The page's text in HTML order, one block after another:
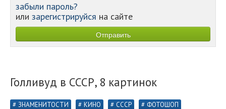
забыли пароль?
или зарегистрируйся на сайте
Голливуд в СССР, 8 картинок
ЗНАМЕНИТОСТИ КИНО СССР ФОТОШОП